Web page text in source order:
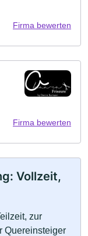
Firma bewerten
Firma bewerten
Vollzeit,
zur
Quereinsteiger